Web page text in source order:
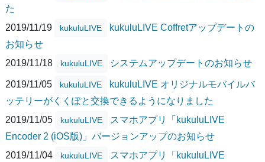
た
2019/11/19
kukuluLIVE
kukuluLIVE Coffretアップデートの
お知らせ
2019/11/18
kukuluLIVE システムアップデートのお知らせ
2019/11/05 kukuluLIVE
kukuluLIVE オリジナルモバイルバ
ッテリーがくくぽと交換できるようになりました
2019/11/05
kukuluLIVE
スマホアプリ「kukuluLIVE
Encoder 2 (iOS版)」バージョンアップのお知らせ
2019/11/04
kukuluLIVE
スマホアプリ「kukuluLIVE